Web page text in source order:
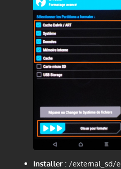
Installer : /external_sd/